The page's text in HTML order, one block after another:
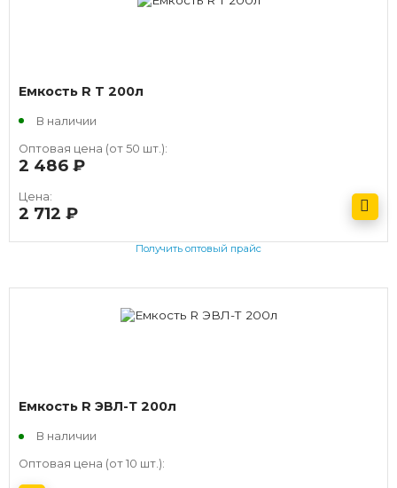
Емкость R T 200л
В наличии
Оптовая цена (от 50 шт.):
2 486
Цена:
2 712
Получить оптовый прайс
Емкость R ЭВЛ-Т 200л
В наличии
Оптовая цена (от 10 шт.):